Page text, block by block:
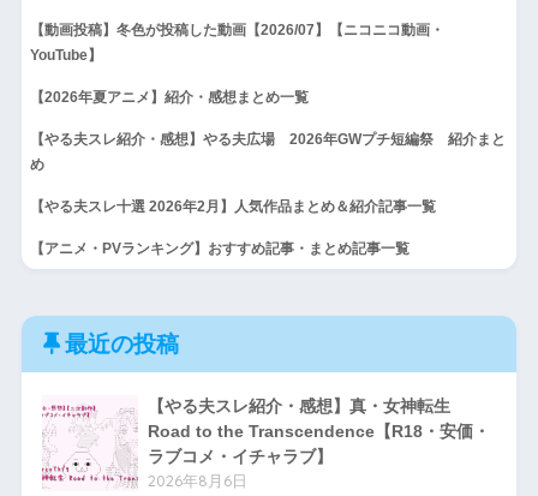
【動画投稿】冬色が投稿した動画【2026/07】【ニコニコ動画・
YouTube】
【2026年夏アニメ】紹介・感想まとめ一覧
【やる夫スレ紹介・感想】やる夫広場 2026年GWプチ短編祭 紹介まと
め
【やる夫スレ十選 2026年2月】人気作品まとめ＆紹介記事一覧
【アニメ・PVランキング】おすすめ記事・まとめ記事一覧
最近の投稿
【やる夫スレ紹介・感想】真・女神転生
Road to the Transcendence【R18・安価・
ラブコメ・イチャラブ】
2026年8月6日